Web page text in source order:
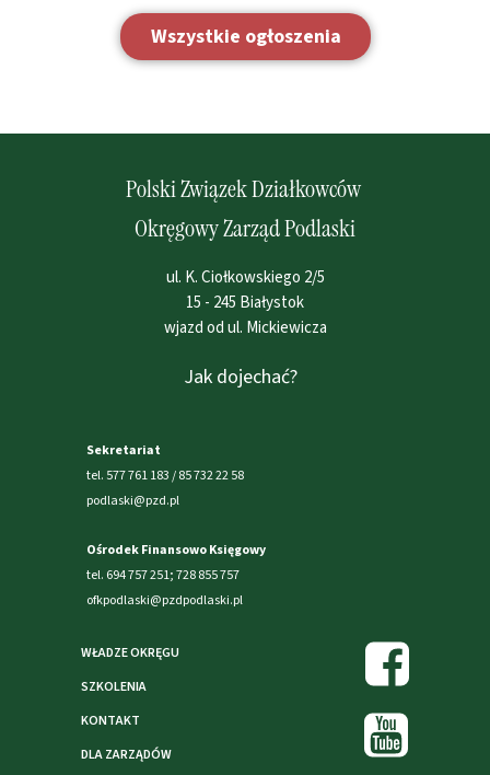
Wszystkie ogłoszenia
Jak dojechać?
Polski Związek Działkowców
Okręgowy Zarząd Podlaski
ul. K. Ciołkowskiego 2/5
15 - 245 Białystok
wjazd od ul. Mickiewicza
Sekretariat
tel. 577 761 183 / 85 732 22 58
podlaski@pzd.pl
Ośrodek Finansowo Księgowy
tel. 694 757 251; 728 855 757
ofkpodlaski@pzdpodlaski.pl
WŁADZE OKRĘGU
SZKOLENIA
KONTAKT
DLA ZARZĄDÓW